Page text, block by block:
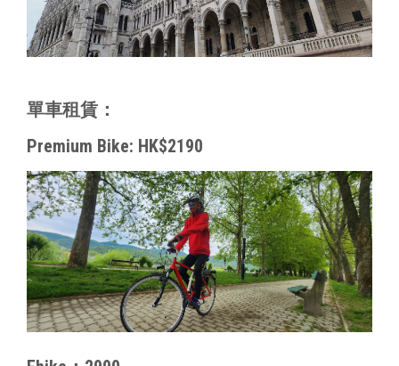
單車租賃：
Premium Bike: HK$2190